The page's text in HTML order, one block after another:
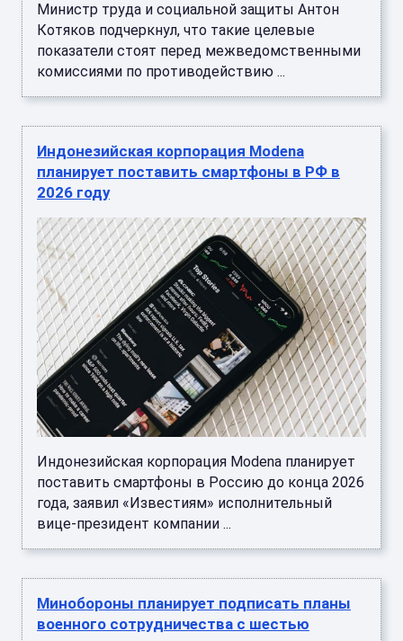
Министр труда и социальной защиты Антон
Котяков подчеркнул, что такие целевые
показатели стоят перед межведомственными
комиссиями по противодействию ...
Индонезийская корпорация Modena
планирует поставить смартфоны в РФ в
2026 году
Индонезийская корпорация Modena планирует
поставить смартфоны в Россию до конца 2026
года, заявил «Известиям» исполнительный
вице-президент компании ...
Минобороны планирует подписать планы
военного сотрудничества с шестью